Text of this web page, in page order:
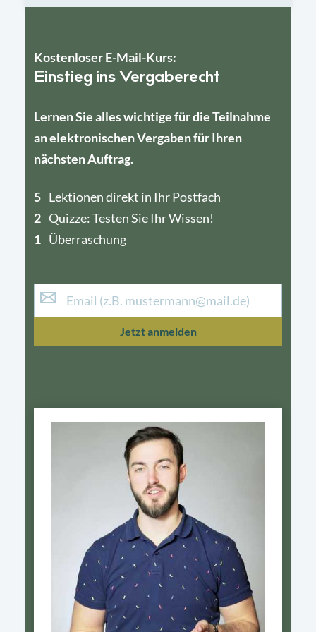
Kostenloser E-Mail-Kurs:
Einstieg ins Vergaberecht
Lernen Sie alles wichtige für die Teilnahme
an elektronischen Vergaben für Ihren
nächsten Auftrag.
5 Lektionen direkt in Ihr Postfach
2 Quizze: Testen Sie Ihr Wissen!
1 Überraschung
4
1
Jetzt anmelden